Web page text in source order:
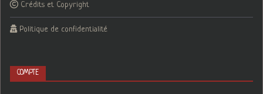
Crédits et Copyright
Politique de confidentialité
COMPTE